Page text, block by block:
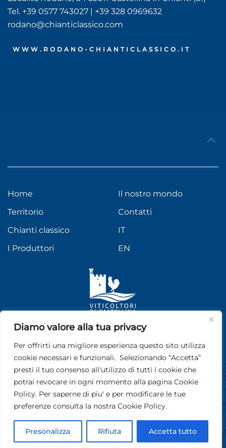
Diamo valore alla tua privacy
Per offrirti una migliore esperienza questo sito utilizza
cookie necessari e funzionali. Selezionando “Accetta”
presti il tuo consenso all'utilizzo di tutti i cookie che
potrai revocare in ogni momento alla pagina Cookie
Policy. Per saperne di piu' e per modificare le tue
preferenze consulta la nostra Cookie Policy.
Presonalizza Rifiuta Accetta tutto
Tel. +39 0577 743027 | +39 328 0969632
rodano@chianticlassico.com
WWW.RODANO-CHIANTICLASSICO.IT
Home
Territorio
Chianti classico
I Produttori
Il nostro mondo
Contatti
IT
EN
Seguici sui nostri social
Viticoltori di Castellina in Chianti| Via Chiantigiana, 1 - 53011
Castellina in Chianti (SI) - CF e PI 01116760529
Privacy Policy|
Design by Dominae